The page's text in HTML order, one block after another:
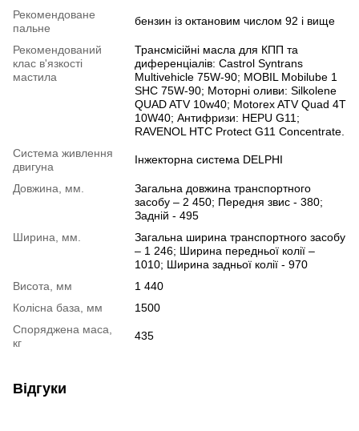
Рекомендоване
пальне
бензин із октановим числом 92 і вище
Рекомендований
клас в'язкості
мастила
Трансмісійні масла для КПП та
диференціалів: Castrol Syntrans
Multivehicle 75W-90; MOBIL Mobilube 1
SHC 75W-90; Моторні оливи: Silkolene
QUAD ATV 10w40; Motorex ATV Quad 4T
10W40; Антифризи: HEPU G11;
RAVENOL HTC Protect G11 Concentrate.
Система живлення
двигуна
Інжекторна система DELPHI
Довжина, мм.
Загальна довжина транспортного
засобу – 2 450; Передня звис - 380;
Задній - 495
Ширина, мм.
Загальна ширина транспортного засобу
– 1 246; Ширина передньої колії –
1010; Ширина задньої колії - 970
Висота, мм
1 440
Колісна база, мм
1500
Споряджена маса,
кг
435
Відгуки